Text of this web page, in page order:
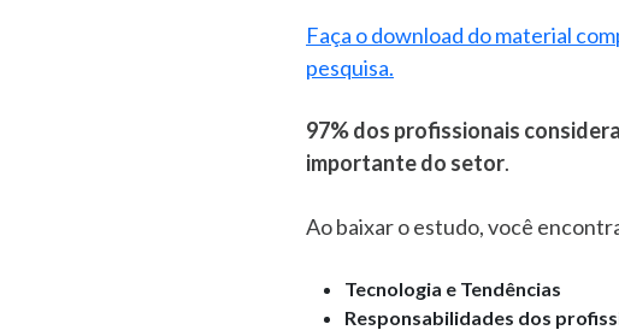
Faça o download do material
pesquisa.
97% dos profissionais
importante do setor.
Ao baixar o estudo, você
Tecnologia e Tendências
Responsabilidades dos